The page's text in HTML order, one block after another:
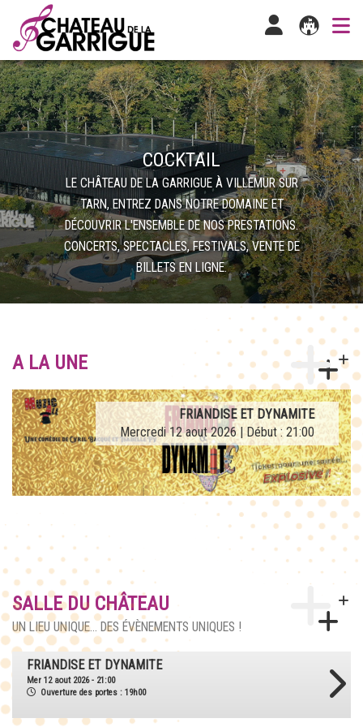
COCKTAIL
LE CHÂTEAU DE LA GARRIGUE À VILLEMUR SUR
TARN, ENTREZ DANS NOTRE DOMAINE ET
DÉCOUVRIR L'ENSEMBLE DE NOS PRESTATIONS.
CONCERTS, SPECTACLES, FESTIVALS, VENTE DE
BILLETS EN LIGNE.
A LA UNE
FRIANDISE ET DYNAMITE
Mercredi 12 aout 2026 | Début : 21:00
AFTERWORK TRIBUTE LA FRENCH TEUF
Jeudi 27 aout 2026 | Début : 21:00
SALLE DU CHÂTEAU
UN LIEU UNIQUE... DES ÉVÈNEMENTS UNIQUES !
AFTERWORK TRIBUTE LA FRENCH TEUF
Jeu 27 aout 2026 - 21:00
Ouverture des portes : 18h30